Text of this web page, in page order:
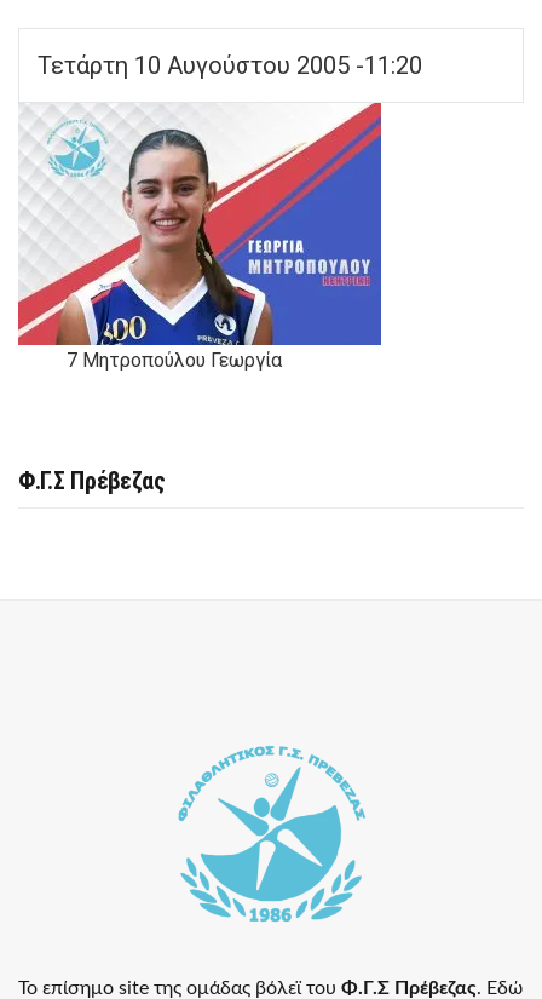
Τετάρτη 10 Αυγούστου 2005 -11:20
7 Μητροπούλου Γεωργία
Φ.Γ.Σ Πρέβεζας
Το επίσημο site της ομάδας βόλεϊ του Φ.Γ.Σ Πρέβεζας. Εδώ